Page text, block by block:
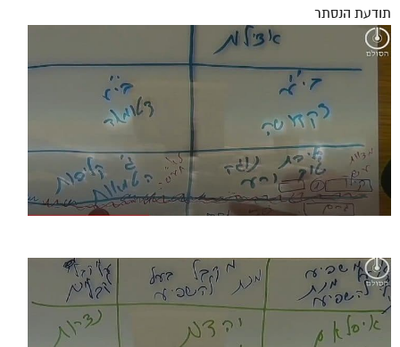
תודעת הנסתר